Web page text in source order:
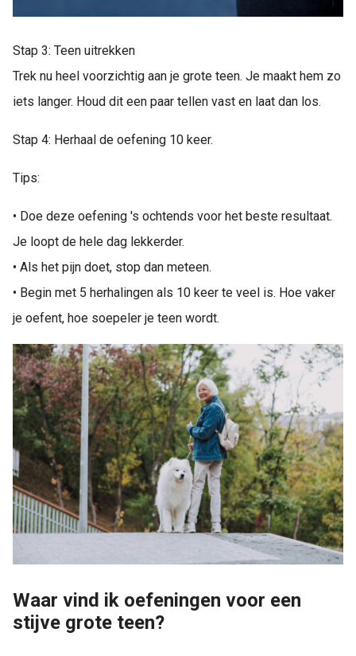
Stap 3: Teen uitrekken
Trek nu heel voorzichtig aan je grote teen. Je maakt hem zo
iets langer. Houd dit een paar tellen vast en laat dan los.
Stap 4: Herhaal de oefening 10 keer.
Tips:
• Doe deze oefening 's ochtends voor het beste resultaat.
Je loopt de hele dag lekkerder.
• Als het pijn doet, stop dan meteen.
• Begin met 5 herhalingen als 10 keer te veel is. Hoe vaker
je oefent, hoe soepeler je teen wordt.
Waar vind ik oefeningen voor een
stijve grote teen?